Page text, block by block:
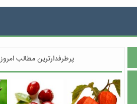
پرطرفدارترین مطالب امروز